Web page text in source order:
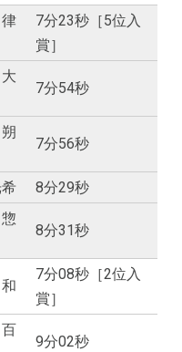
7分23秒［5位入
賞］
7分54秒
7分56秒
8分29秒
8分31秒
7分08秒［2位入
賞］
9分02秒